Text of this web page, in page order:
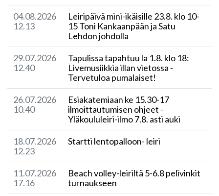
04.08.2026
12.13
Leiripäivä mini-ikäisille 23.8. klo 10-
15 Toni Kankaanpään ja Satu
Lehdon johdolla
29.07.2026
12.40
Tapulissa tapahtuu la 1.8. klo 18:
Livemusiikkia illan vietossa -
Tervetuloa pumalaiset!
26.07.2026
10.40
Esiakatemiaan ke 15.30-17
ilmoittautumisen ohjeet -
Yläkoululeiri-ilmo 7.8. asti auki
18.07.2026
12.23
Startti lentopalloon- leiri
11.07.2026
17.16
Beach volley-leiriltä 5-6.8 pelivinkit
turnaukseen